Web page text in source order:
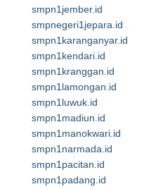
smpn1jember.id
smpnegeri1jepara.id
smpn1karanganyar.id
smpn1kendari.id
smpn1kranggan.id
smpn1lamongan.id
smpn1luwuk.id
smpn1madiun.id
smpn1manokwari.id
smpn1narmada.id
smpn1pacitan.id
smpn1padang.id